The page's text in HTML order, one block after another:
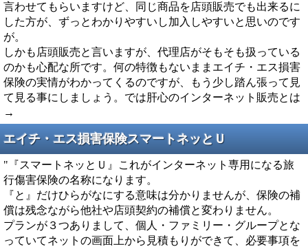
言わせてもらいますけど、同じ商品を店頭販売でも出来るに
した方が、ずっとわかりやすいし加入しやすいと思いのです
が。
しかも店頭販売と言いますが、代理店がそもそも扱っている
のかも心配な所です。何の特徴もないままエイチ・エス損害
保険の実情がわかってくるのですが、もう少し踏ん張って見
て見る事にしましょう。では肝心のインターネット販売とは
→
エイチ・エス損害保険スマートネッとＵ
"『スマートネッとＵ』これがインターネット専用になる旅
行傷害保険の名称になります。
『と』だけひらがなにする意味は分かりませんが、保険の補
償は残念ながら他社や店頭契約の補償と変わりません。
プランが３つありまして、個人・ファミリー・グループとな
っていてネットの画面上から見積もりができて、必要事項を